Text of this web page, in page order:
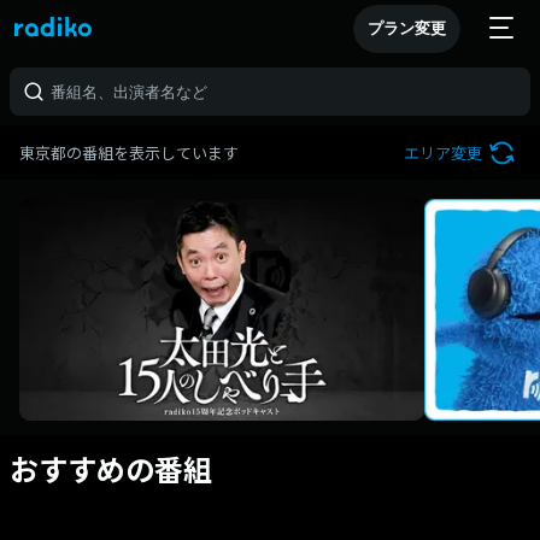
プラン変更
東京都の番組を表示しています エリア変更
おすすめの番組